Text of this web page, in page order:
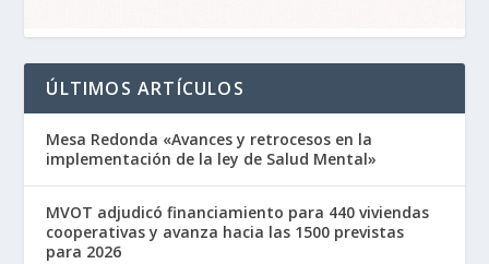
ÚLTIMOS ARTÍCULOS
Mesa Redonda «Avances y retrocesos en la
implementación de la ley de Salud Mental»
MVOT adjudicó financiamiento para 440 viviendas
cooperativas y avanza hacia las 1500 previstas
para 2026